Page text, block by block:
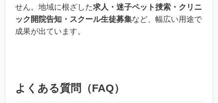
せん。地域に根ざした求人・迷子ペット捜索・クリニ
ック開院告知・スクール生徒募集など、幅広い用途で
成果が出ています。
よくある質問（FAQ）